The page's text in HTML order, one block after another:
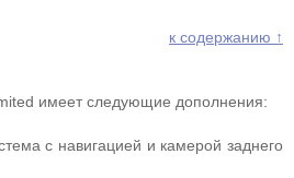
к содержанию ↑
имеет следующие дополнения:
с навигацией и камерой заднего